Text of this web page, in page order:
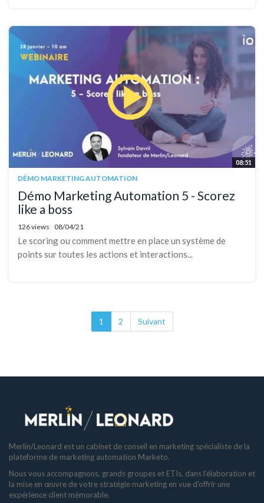
08:51
DÉMO MARKETING AUTOMATION
Démo Marketing Automation 5 - Scorez
like a boss
126 views 08/04/21
Le scoring ou comment mettre en place un système de
points sur toutes les actions et interactions...
1 2 Suivant
Merlin/Leonard est un cabinet de conseil en marketing spécialiste de la
plateforme de marketing automation Marketo.
Nous vous accompagnons, grands groupes et ETIs, dans l’élaboration et
la mise en œuvre de votre stratégie marketing en vue d’offrir une
expérience client mémorable.